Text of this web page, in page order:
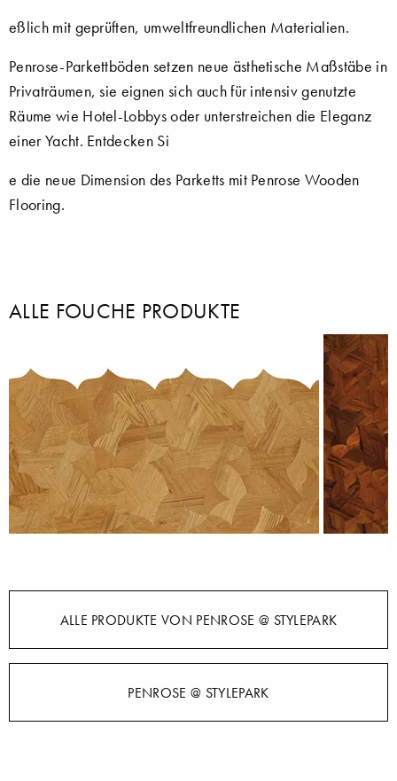
eßlich mit geprüften, umweltfreundlichen Materialien.
Penrose-Parkettböden setzen neue ästhetische Maßstäbe in
Privaträumen, sie eignen sich auch für intensiv genutzte
Räume wie Hotel-Lobbys oder unterstreichen die Eleganz
einer Yacht. Entdecken Si
e die neue Dimension des Parketts mit Penrose Wooden
Flooring.
ALLE FOUCHE PRODUKTE
ALLE PRODUKTE VON PENROSE @ STYLEPARK
PENROSE @ STYLEPARK